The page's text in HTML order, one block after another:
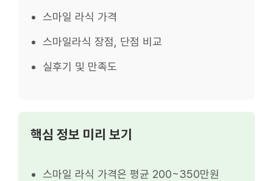
스마일 라식 가격
스마일라식 장점, 단점 비교
실후기 및 만족도
핵심 정보 미리 보기
스마일 라식 가격은 평균 200~350만원